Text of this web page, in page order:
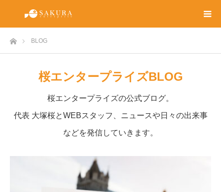
ホームBLOG
桜エンタープライズBLOG
桜エンタープライズの公式ブログ。
代表 大塚桜とWEBスタッフ、ニュースや日々の出来事
などを発信していきます。